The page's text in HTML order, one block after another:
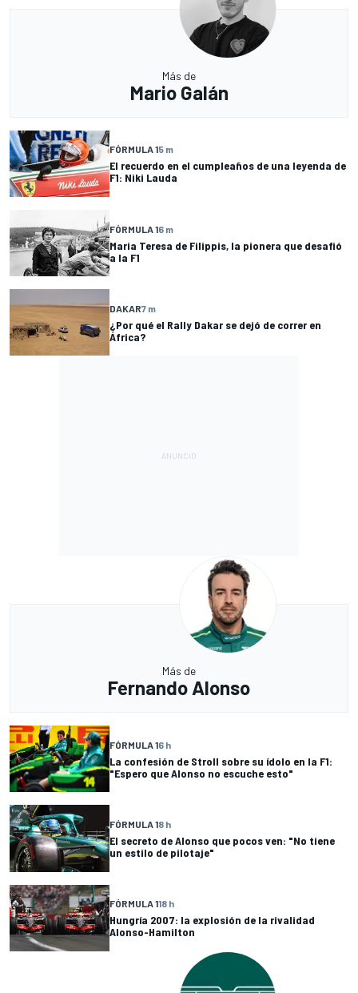
Más de
Mario Galán
FÓRMULA 15 m
El recuerdo en el cumpleaños de una leyenda de
F1: Niki Lauda
FÓRMULA 16 m
Maria Teresa de Filippis, la pionera que desafió
a la F1
DAKAR7 m
¿Por qué el Rally Dakar se dejó de correr en
África?
Más de
Fernando Alonso
FÓRMULA 16 h
La confesión de Stroll sobre su ídolo en la F1:
"Espero que Alonso no escuche esto"
FÓRMULA 18 h
El secreto de Alonso que pocos ven: "No tiene
un estilo de pilotaje"
FÓRMULA 118 h
Hungría 2007: la explosión de la rivalidad
Alonso-Hamilton